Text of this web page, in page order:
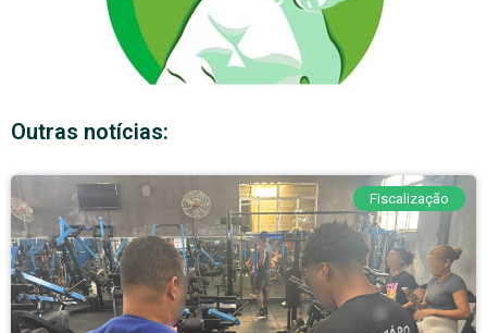
Outras notícias:
Fiscalização